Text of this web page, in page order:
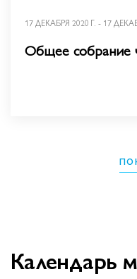
17 ДЕКАБРЯ 2020 Г. - 17
Общее собрание
Календарь